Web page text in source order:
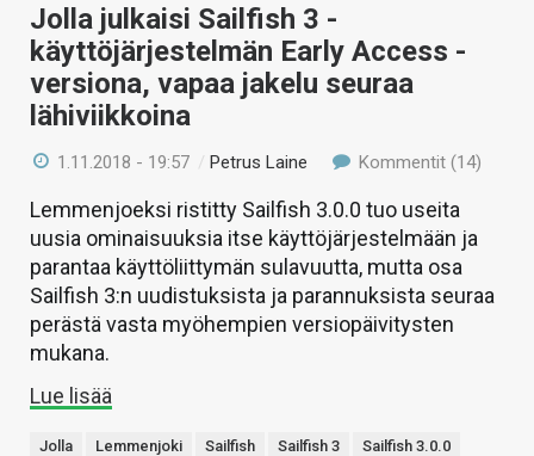
Jolla julkaisi Sailfish 3 -
käyttöjärjestelmän Early Access -
versiona, vapaa jakelu seuraa
lähiviikkoina
1.11.2018 - 19:57 /Petrus Laine Kommentit (14)
Lemmenjoeksi ristitty Sailfish 3.0.0 tuo useita
uusia ominaisuuksia itse käyttöjärjestelmään ja
parantaa käyttöliittymän sulavuutta, mutta osa
Sailfish 3:n uudistuksista ja parannuksista seuraa
perästä vasta myöhempien versiopäivitysten
mukana.
Lue lisää
Jolla Lemmenjoki Sailfish Sailfish 3 Sailfish 3.0.0